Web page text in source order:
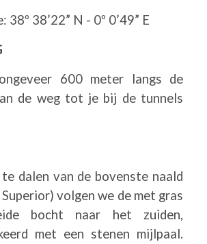
38º 38’22” N - 0º 0’49” E
600 meter langs de
de weg tot je bij de tunnels
dalen van de bovenste naald
volgen we de met gras
bocht naar het zuiden,
met een stenen mijlpaal.